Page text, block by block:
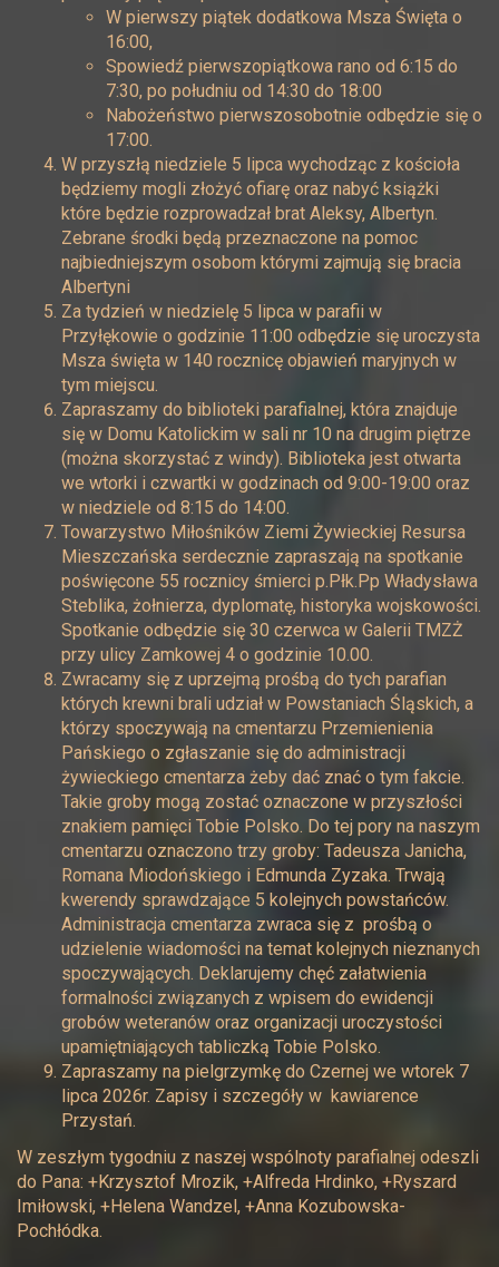
W pierwszy piątek dodatkowa Msza Święta o
16:00,
Spowiedź pierwszopiątkowa rano od 6:15 do
7:30, po południu od 14:30 do 18:00
Nabożeństwo pierwszosobotnie odbędzie się o
17:00.
W przyszłą niedziele 5 lipca wychodząc z kościoła
będziemy mogli złożyć ofiarę oraz nabyć książki
które będzie rozprowadzał brat Aleksy, Albertyn.
Zebrane środki będą przeznaczone na pomoc
najbiedniejszym osobom którymi zajmują się bracia
Albertyni
Za tydzień w niedzielę 5 lipca w parafii w
Przyłękowie o godzinie 11:00 odbędzie się uroczysta
Msza święta w 140 rocznicę objawień maryjnych w
tym miejscu.
Zapraszamy do biblioteki parafialnej, która znajduje
się w Domu Katolickim w sali nr 10 na drugim piętrze
(można skorzystać z windy). Biblioteka jest otwarta
we wtorki i czwartki w godzinach od 9:00-19:00 oraz
w niedziele od 8:15 do 14:00.
Towarzystwo Miłośników Ziemi Żywieckiej Resursa
Mieszczańska serdecznie zapraszają na spotkanie
poświęcone 55 rocznicy śmierci p.Płk.Pp Władysława
Steblika, żołnierza, dyplomatę, historyka wojskowości.
Spotkanie odbędzie się 30 czerwca w Galerii TMZŻ
przy ulicy Zamkowej 4 o godzinie 10.00.
Zwracamy się z uprzejmą prośbą do tych parafian
których krewni brali udział w Powstaniach Śląskich, a
którzy spoczywają na cmentarzu Przemienienia
Pańskiego o zgłaszanie się do administracji
żywieckiego cmentarza żeby dać znać o tym fakcie.
Takie groby mogą zostać oznaczone w przyszłości
znakiem pamięci Tobie Polsko. Do tej pory na naszym
cmentarzu oznaczono trzy groby: Tadeusza Janicha,
Romana Miodońskiego i Edmunda Zyzaka. Trwają
kwerendy sprawdzające 5 kolejnych powstańców.
Administracja cmentarza zwraca się z prośbą o
udzielenie wiadomości na temat kolejnych nieznanych
spoczywających. Deklarujemy chęć załatwienia
formalności związanych z wpisem do ewidencji
grobów weteranów oraz organizacji uroczystości
upamiętniających tabliczką Tobie Polsko.
Zapraszamy na pielgrzymkę do Czernej we wtorek 7
lipca 2026r. Zapisy i szczegóły w kawiarence
Przystań.
W zeszłym tygodniu z naszej wspólnoty parafialnej odeszli
do Pana: +Krzysztof Mrozik, +Alfreda Hrdinko, +Ryszard
Imiłowski, +Helena Wandzel, +Anna Kozubowska-
Pochłódka.